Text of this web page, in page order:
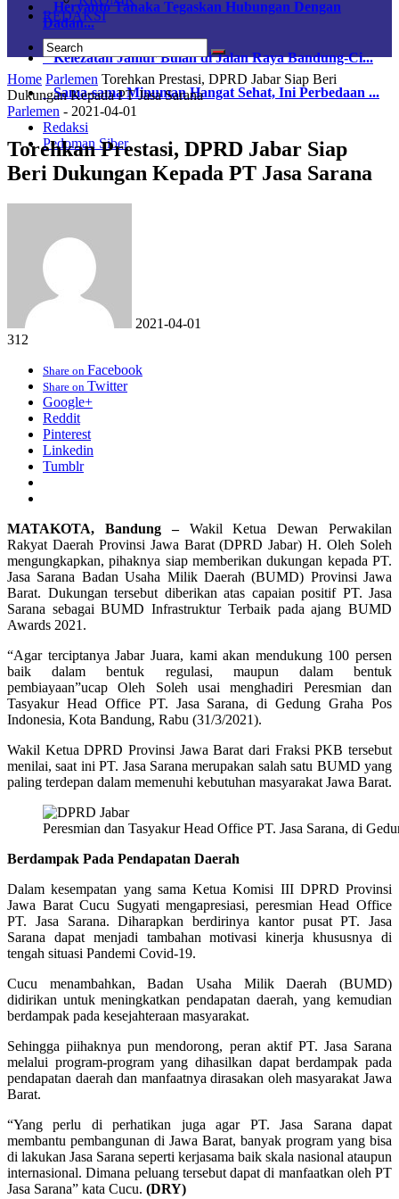
Heryanto Tanaka Tegaskan Hubungan Dengan
Dadan...
Kelezatan Jamur Bulan di Jalan Raya Bandung-Ci...
Sama-sama Minuman Hangat Sehat, Ini Perbedaan ...
Redaksi
Pedoman Siber
REDAKSI
Home Parlemen Torehkan Prestasi, DPRD Jabar Siap Beri
Dukungan Kepada PT Jasa Sarana
Parlemen - 2021-04-01
Torehkan Prestasi, DPRD Jabar Siap
Beri Dukungan Kepada PT Jasa Sarana
2021-04-01
312
Share on Facebook
Share on Twitter
Google+
Reddit
Pinterest
Linkedin
Tumblr
MATAKOTA, Bandung –Wakil Ketua Dewan Perwakilan
Rakyat Daerah Provinsi Jawa Barat (DPRD Jabar) H. Oleh Soleh
mengungkapkan, pihaknya siap memberikan dukungan kepada PT.
Jasa Sarana Badan Usaha Milik Daerah (BUMD) Provinsi Jawa
Barat. Dukungan tersebut diberikan atas capaian positif PT. Jasa
Sarana sebagai BUMD Infrastruktur Terbaik pada ajang BUMD
Awards 2021.
“Agar terciptanya Jabar Juara, kami akan mendukung 100 persen
baik dalam bentuk regulasi, maupun dalam bentuk
pembiayaan”ucap Oleh Soleh usai menghadiri Peresmian dan
Tasyakur Head Office PT. Jasa Sarana, di Gedung Graha Pos
Indonesia, Kota Bandung, Rabu (31/3/2021).
Wakil Ketua DPRD Provinsi Jawa Barat dari Fraksi PKB tersebut
menilai, saat ini PT. Jasa Sarana merupakan salah satu BUMD yang
paling terdepan dalam memenuhi kebutuhan masyarakat Jawa Barat.
Peresmian dan Tasyakur Head Office PT. Jasa Sarana, di
Berdampak Pada Pendapatan Daerah
Dalam kesempatan yang sama Ketua Komisi III DPRD Provinsi
Jawa Barat Cucu Sugyati mengapresiasi, peresmian Head Office
PT. Jasa Sarana. Diharapkan berdirinya kantor pusat PT. Jasa
Sarana dapat menjadi tambahan motivasi kinerja khususnya di
tengah situasi Pandemi Covid-19.
Cucu menambahkan, Badan Usaha Milik Daerah (BUMD)
didirikan untuk meningkatkan pendapatan daerah, yang kemudian
berdampak pada kesejahteraan masyarakat.
Sehingga piihaknya pun mendorong, peran aktif PT. Jasa Sarana
melalui program-program yang dihasilkan dapat berdampak pada
pendapatan daerah dan manfaatnya dirasakan oleh masyarakat Jawa
Barat.
“Yang perlu di perhatikan juga agar PT. Jasa Sarana dapat
membantu pembangunan di Jawa Barat, banyak program yang bisa
di lakukan Jasa Sarana seperti kerjasama baik skala nasional ataupun
internasional. Dimana peluang tersebut dapat di manfaatkan oleh PT
Jasa Sarana” kata Cucu. (DRY)